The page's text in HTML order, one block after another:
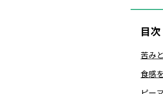
目次
苦み
食感